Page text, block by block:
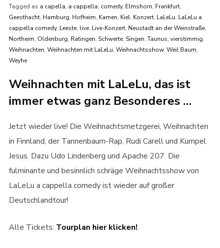
Tagged as a capella, a cappella, comedy, Elmshorn, Frankfurt,
Geesthacht, Hamburg, Hofheim, Kamen, Kiel, Konzert, LaLeLu, LaLeLu a
cappella comedy, Leeste, live, Live-Konzert, Neustadt an der Weinstraße,
Northeim, Oldenburg, Ratingen, Schwerte, Singen, Taunus, vierstimmig,
Weihnachten, Weihnachten mit LaLeLu, Weihnachtsshow, Weil Baum,
Weyhe
Weihnachten mit LaLeLu, das ist
immer etwas ganz Besonderes …
Jetzt wieder live! Die Weihnachtsmetzgerei, Weihnachten
in Finnland, der Tannenbaum-Rap, Rudi Carell und Kumpel
Jesus. Dazu Udo Lindenberg und Apache 207. Die
fulminante und besinnlich schräge Weihnachtsshow von
LaLeLu a cappella comedy ist wieder auf großer
Deutschlandtour!
Alle Tickets: Tourplan hier klicken!